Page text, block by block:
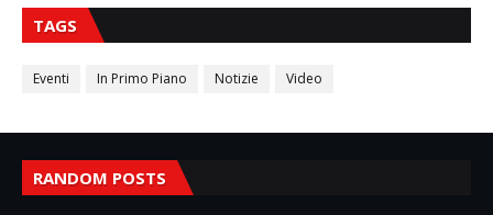
TAGS
Eventi In Primo Piano Notizie Video
RANDOM POSTS